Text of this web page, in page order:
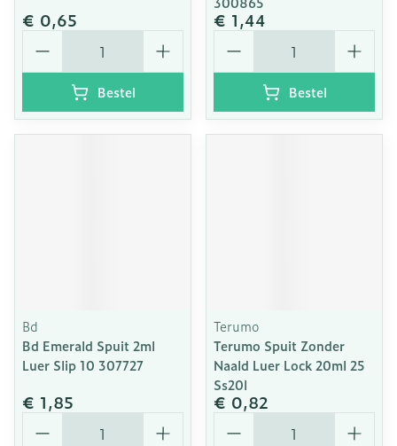
€ 0,65
Aantal
Bestel
€ 1,44
Aantal
Bestel
Bd
Bd Emerald Spuit 2ml
Luer Slip 10 307727
€ 1,85
Aantal
Terumo
Terumo Spuit Zonder
Naald Luer Lock 20ml 25
Ss20l
€ 0,82
Aantal